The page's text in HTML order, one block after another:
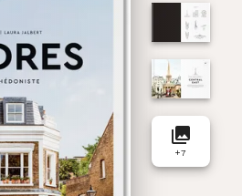
collections
+7